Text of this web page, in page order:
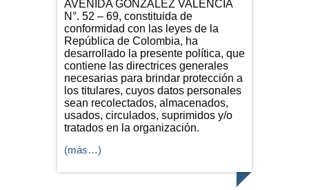
AVENIDA GONZÁLEZ VALENCIA
N°. 52 – 69, constituida de
conformidad con las leyes de la
República de Colombia, ha
desarrollado la presente política, que
contiene las directrices generales
necesarias para brindar protección a
los titulares, cuyos datos personales
sean recolectados, almacenados,
usados, circulados, suprimidos y/o
tratados en la organización.
(más…)